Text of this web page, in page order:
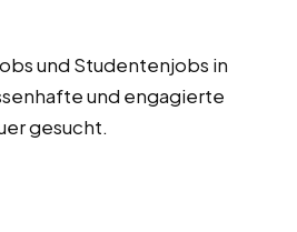
und Studentenjobs in
und engagierte
gesucht.